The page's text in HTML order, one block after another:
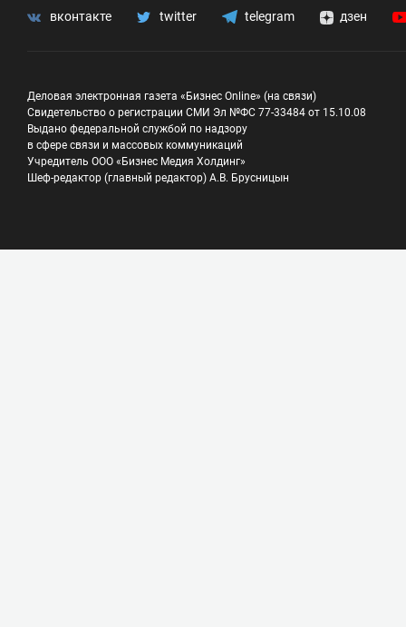
вконтакте twitter telegram дзен
Деловая электронная газета «Бизнес Online» (на связи)
Свидетельство о регистрации СМИ Эл №ФС 77-33484 от 15.10.08
Выдано федеральной службой по надзору
в сфере связи и массовых коммуникаций
Учредитель ООО «Бизнес Медия Холдинг»
Шеф-редактор (главный редактор) А.В. Брусницын